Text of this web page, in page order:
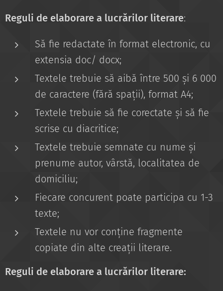
Reguli de elaborare a lucrărilor literare:
Să fie redactate în format electronic, cu
extensia doc/ docx;
Textele trebuie să aibă între 500 și 6 000
de caractere (fără spații), format A4;
Textele trebuie să fie corectate și să fie
scrise cu diacritice;
Textele trebuie semnate cu nume și
prenume autor, vârstă, localitatea de
domiciliu;
Fiecare concurent poate participa cu 1-3
texte;
Textele nu vor conține fragmente
copiate din alte creații literare.
Reguli de elaborare a lucrărilor literare: